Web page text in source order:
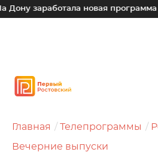
новая программа
Главная Телепрограммы
Вечерние выпуски